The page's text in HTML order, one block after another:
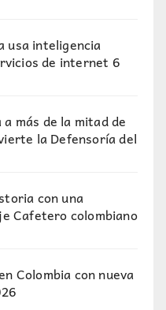
usa inteligencia
de internet 6
más de la mitad de
la Defensoría del
con una
Cafetero colombiano
Colombia con nueva